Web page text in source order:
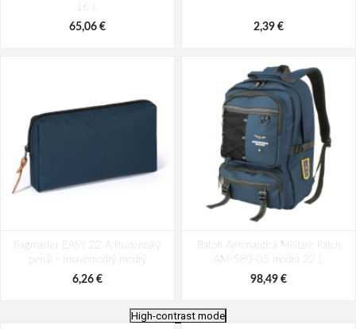
16 L
65,06 € 2,39 €
Bagmaster EASY 22 A študentský
penál - tmavomodrý modrý
6,26 €
Batoh Aeronautica Militare Patch
AM-580-05 modrá 22 L
98,49 €
High-contrast mode